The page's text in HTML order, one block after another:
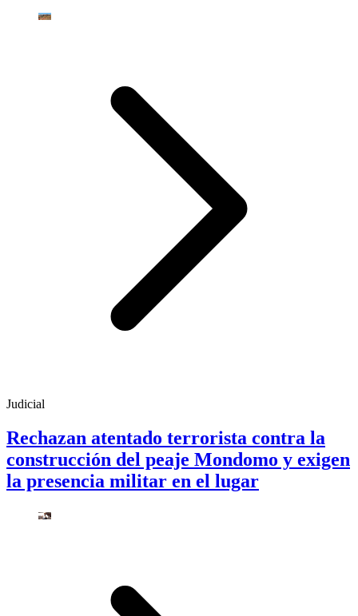
Judicial
Rechazan atentado terrorista contra la
construcción del peaje Mondomo y exigen
la presencia militar en el lugar